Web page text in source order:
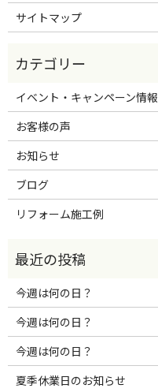
サイトマップ
イベント・キャンペーン情報
お客様の声
お知らせ
ブログ
リフォーム施工例
今週は何の日？
今週は何の日？
今週は何の日？
夏季休業日のお知らせ